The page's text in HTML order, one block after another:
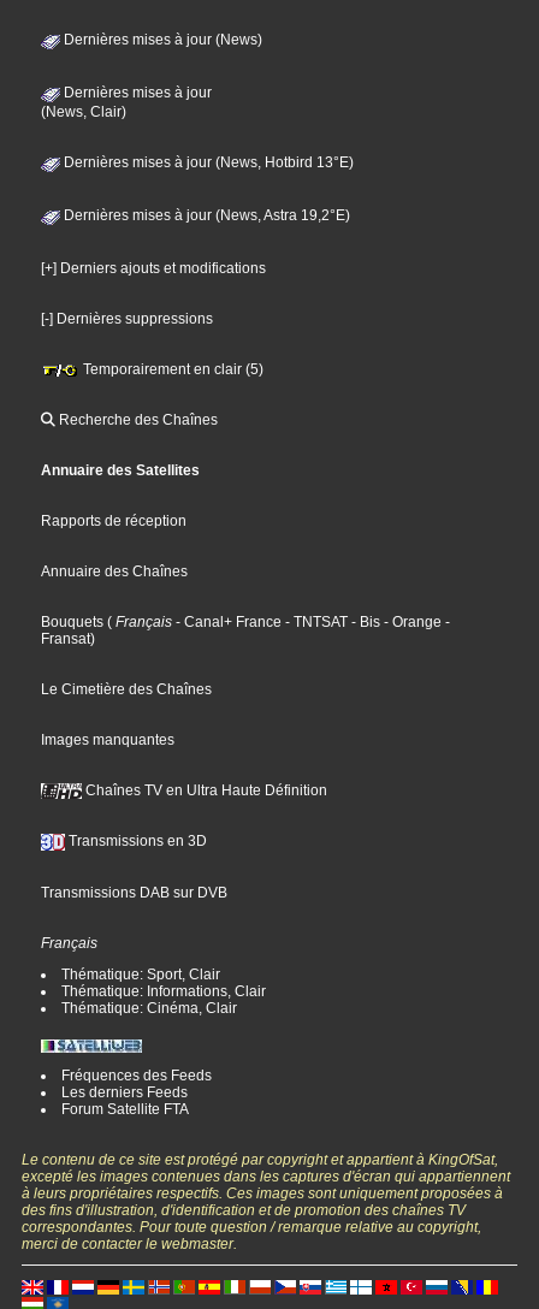
Dernières mises à jour (News)
Dernières mises à jour
(News, Clair)
Dernières mises à jour (News, Hotbird 13°E)
Dernières mises à jour (News, Astra 19,2°E)
[+] Derniers ajouts et modifications
[-] Dernières suppressions
Temporairement en clair (5)
Recherche des Chaînes
Annuaire des Satellites
Rapports de réception
Annuaire des Chaînes
Bouquets ( Français - Canal+ France - TNTSAT - Bis - Orange -
Fransat)
Le Cimetière des Chaînes
Images manquantes
Chaînes TV en Ultra Haute Définition
Transmissions en 3D
Transmissions DAB sur DVB
Français
Thématique: Sport, Clair
Thématique: Informations, Clair
Thématique: Cinéma, Clair
Fréquences des Feeds
Les derniers Feeds
Forum Satellite FTA
Le contenu de ce site est protégé par copyright et appartient à KingOfSat,
excepté les images contenues dans les captures d'écran qui appartiennent
à leurs propriétaires respectifs. Ces images sont uniquement proposées à
des fins d'illustration, d'identification et de promotion des chaînes TV
correspondantes. Pour toute question / remarque relative au copyright,
merci de contacter le webmaster.